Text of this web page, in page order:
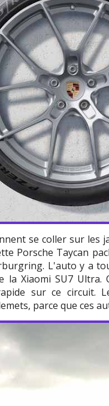
se coller sur
Porsche Taycan
L'auto y a
la Xiaomi SU7
sur ce circuit.
parce que ces